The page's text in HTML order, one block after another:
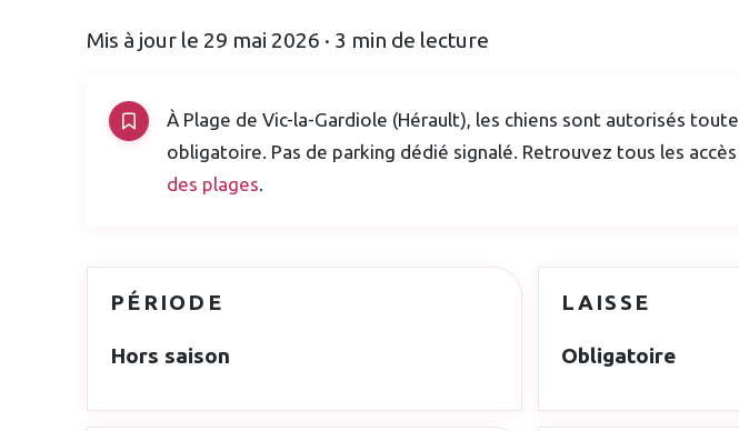
Mis à jour le 29 mai 2026 · 3 min de lecture
À Plage de Vic-la-Gardiole (Hérault), les chiens sont autorisés toute
obligatoire. Pas de parking dédié signalé. Retrouvez tous les
des plages
PÉRIODE
Hors saison
LAISSE
Obligatoire